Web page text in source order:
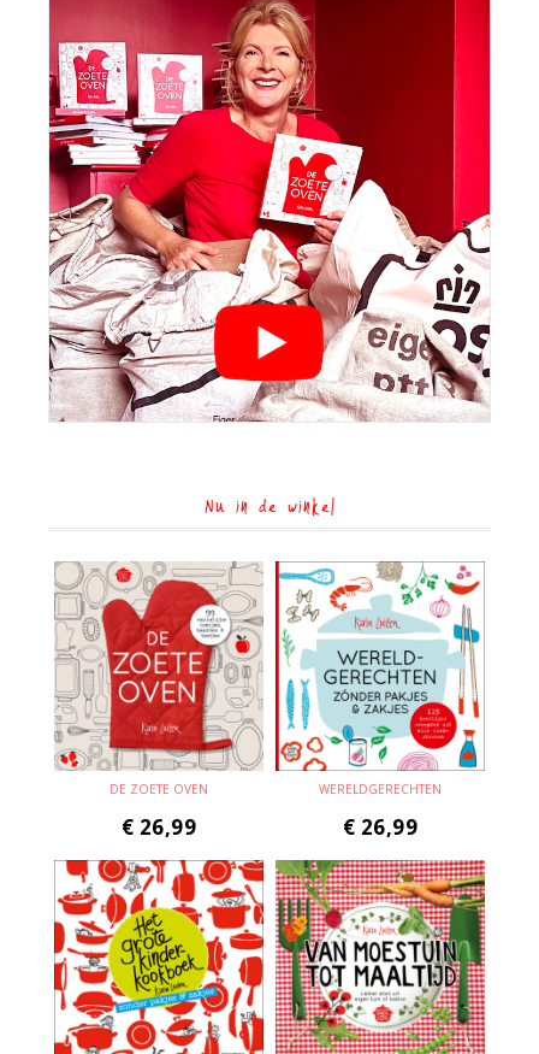
Nu in de winkel
DE ZOETE OVEN
€ 26,99
WERELDGERECHTEN
€ 26,99